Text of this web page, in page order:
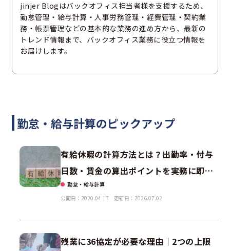
jinjer Blogはバックオフィス担当者様を支援するため、
勤怠管理・給与計算・人事労務管理・経費管理・契約業
務・帳票管理などの基本的な業務の進め方から、最新の
トレンド情報まで、バックオフィス業務に役立つ情報を
お届けします。
勤怠・給与計算のピックアップ
有給休暇の計算方法とは？出勤率・付与
日数・賃金の算出ポイントを実務に即し
て解説
勤怠・給与計算
公開日：2020.04.17
更新日：2026.07.02
残業に36協定が必要な理由｜2つの上限